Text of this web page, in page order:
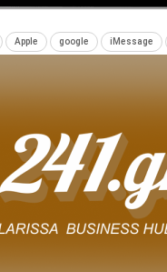
Apple google iMessage